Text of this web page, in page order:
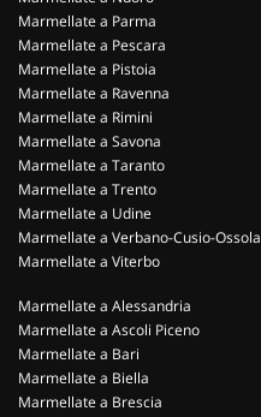
Marmellate a Parma
Marmellate a Pescara
Marmellate a Pistoia
Marmellate a Ravenna
Marmellate a Rimini
Marmellate a Savona
Marmellate a Taranto
Marmellate a Trento
Marmellate a Udine
Marmellate a Verbano-Cusio-Ossola
Marmellate a Viterbo
Marmellate a Alessandria
Marmellate a Ascoli Piceno
Marmellate a Bari
Marmellate a Biella
Marmellate a Brescia